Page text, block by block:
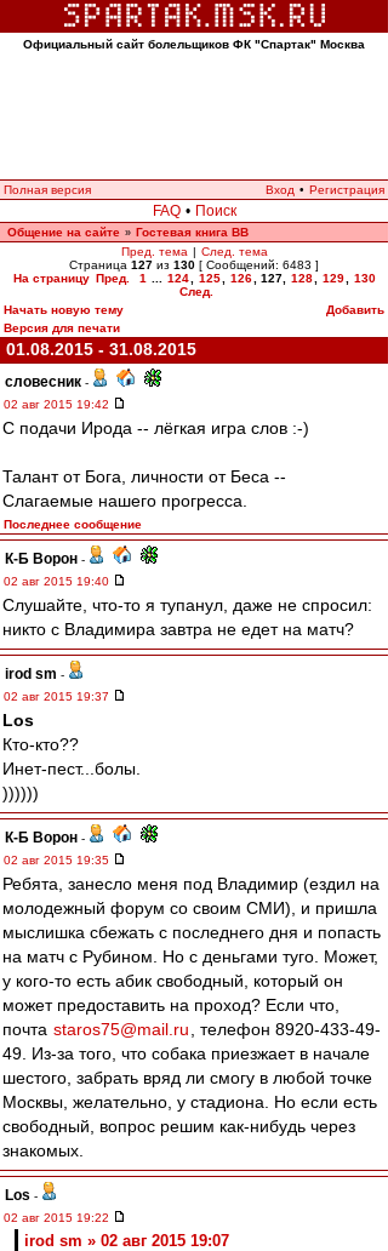
Официальный сайт болельщиков ФК "Спартак" Москва
Полная версия Вход • Регистрация
FAQ • Поиск
Общение на сайте » Гостевая книга ВВ
Пред. тема | След. тема
Страница 127 из 130 [ Сообщений: 6483 ]
На страницу Пред. 1 124 125 126 127, 128 129
130
След.
Начать новую тему
Добавить
Версия для печати
01.08.2015 - 31.08.2015
словесник -
02 авг 2015 19:42
С подачи Ирода -- лёгкая игра слов :-)
Талант от Бога, личности от Беса --
Слагаемые нашего прогресса.
Последнее сообщение
К-Б Ворон -
02 авг 2015 19:40
Слушайте, что-то я тупанул, даже не спросил:
никто с Владимира завтра не едет на матч?
irod sm -
02 авг 2015 19:37
Los
Кто-кто??
Инет-пест...болы.
))))))
К-Б Ворон -
02 авг 2015 19:35
Ребята, занесло меня под Владимир (ездил на
молодежный форум со своим СМИ), и пришла
мыслишка сбежать с последнего дня и попасть
на матч с Рубином. Но с деньгами туго. Может,
у кого-то есть абик свободный, который он
может предоставить на проход? Если что,
почта staros75@mail.ru
, телефон 8920-433-49-
49. Из-за того, что собака приезжает в начале
шестого, забрать вряд ли смогу в любой точке
Москвы, желательно, у стадиона. Но если есть
свободный, вопрос решим как-нибудь через
знакомых.
Los -
02 авг 2015 19:22
irod sm » 02 авг 2015 19:07